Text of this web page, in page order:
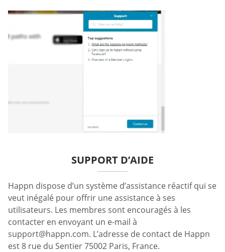
SUPPORT D’AIDE
Happn dispose d’un système d’assistance réactif qui se
veut inégalé pour offrir une assistance à ses
utilisateurs. Les membres sont encouragés à les
contacter en envoyant un e-mail à
support@happn.com. L’adresse de contact de Happn
est 8 rue du Sentier 75002 Paris, France.